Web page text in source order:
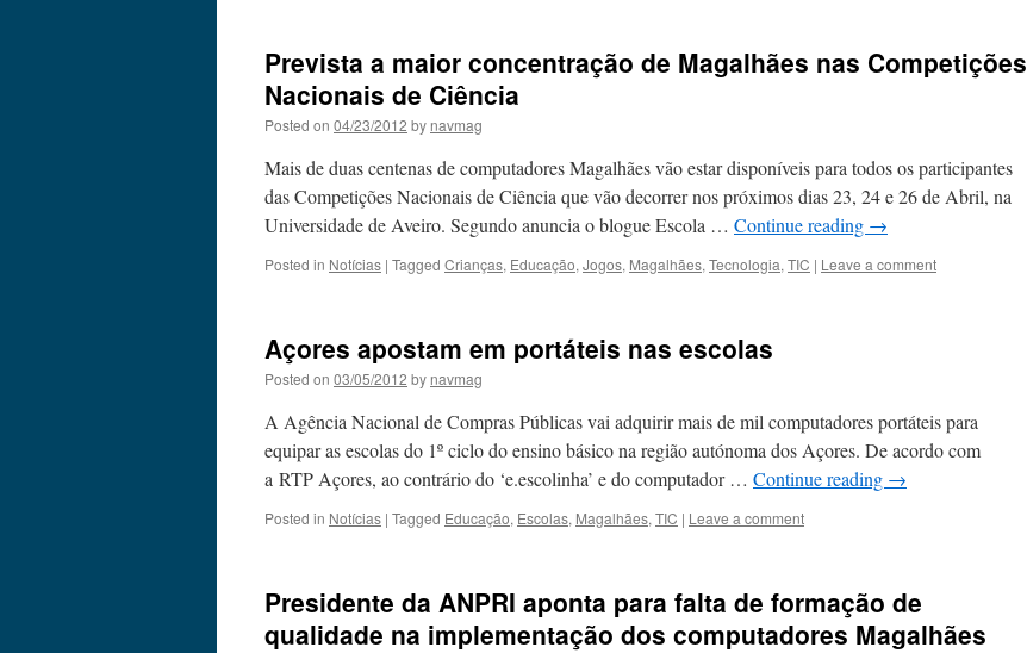
Prevista a maior concentração de Magalhães nas Competições
Nacionais de Ciência
Posted on 04/23/2012 by navmag
Mais de duas centenas de computadores Magalhães vão estar disponíveis para todos os participantes
das Competições Nacionais de Ciência que vão decorrer nos próximos dias 23, 24 e 26 de Abril, na
Universidade de Aveiro. Segundo anuncia o blogue Escola … Continue reading →
Posted in Notícias | Tagged Crianças, Educação, Jogos, Magalhães, Tecnologia, TIC | Leave a comment
Açores apostam em portáteis nas escolas
Posted on 03/05/2012 by navmag
A Agência Nacional de Compras Públicas vai adquirir mais de mil computadores portáteis para
equipar as escolas do 1º ciclo do ensino básico na região autónoma dos Açores. De acordo com
a RTP Açores, ao contrário do ‘e.escolinha’ e do computador … Continue reading →
Posted in Notícias | Tagged Educação, Escolas, Magalhães, TIC | Leave a comment
Presidente da ANPRI aponta para falta de formação de
qualidade na implementação dos computadores Magalhães